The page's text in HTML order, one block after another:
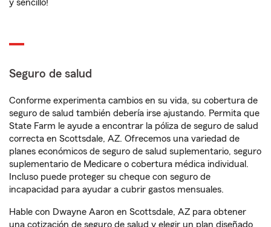
y sencillo!
Seguro de salud
Conforme experimenta cambios en su vida, su cobertura de
seguro de salud también debería irse ajustando. Permita que
State Farm le ayude a encontrar la póliza de seguro de salud
correcta en Scottsdale, AZ. Ofrecemos una variedad de
planes económicos de seguro de salud suplementario, seguro
suplementario de Medicare o cobertura médica individual.
Incluso puede proteger su cheque con seguro de
incapacidad para ayudar a cubrir gastos mensuales.
Hable con Dwayne Aaron en Scottsdale, AZ para obtener
una cotización de seguro de salud y elegir un plan diseñado